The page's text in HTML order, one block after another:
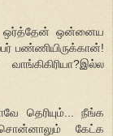
ஒர்த்தேன் ஒன்னைய
பண்ணியிருக்கான்!
தெரியும்... நீங்க
சொன்னாலும் கேட்க